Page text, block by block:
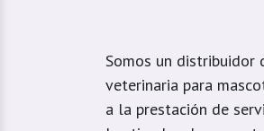
Somos un distribuidor
veterinaria para
a la prestación de